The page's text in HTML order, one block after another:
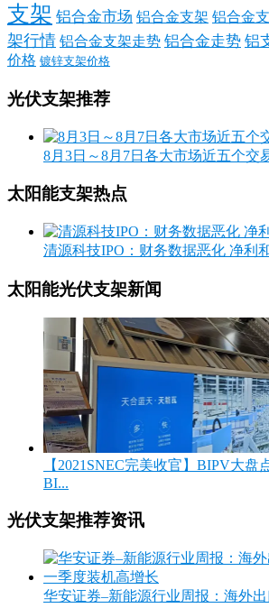
支架 铝合金市场 铝合金支架 铝合金
架行情 铝合金支架走势 铝合金走势 铝
价格 镀锌支架价格
光伏支架推荐
8月3日～8月7日各大市场近五个交
太阳能支架热点
清源科技IPO：财务数据恶化 净利
太阳能光伏支架新闻
【2021SNEC完美收官】BIPV大盘
BI...
光伏支架推荐资讯
华安证券–新能源行业周报：海外